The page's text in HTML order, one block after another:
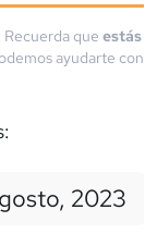
que estás
ayudarte con
2023